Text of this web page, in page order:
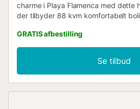
charme i Playa Flamenca med dette
der tilbyder 88 kvm komfortabelt
badeværelser, og fremviser autentisk
med et moderne twist. Dette
etager indeholder et soveværelse
privat balkonadgang, samt et andet
enkeltsenge. Det fuldt udstyrede
GRATIS afbestilling
Se tilbud